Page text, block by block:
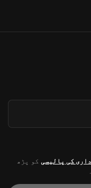
کی پالیسی کو پڑھ